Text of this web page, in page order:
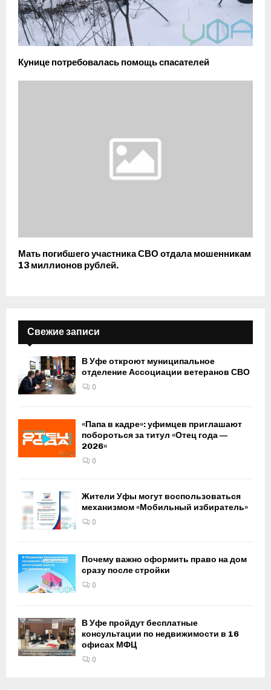
Кунице потребовалась помощь спасателей
Мать погибшего участника СВО отдала мошенникам
13 миллионов рублей.
Свежие записи
В Уфе откроют муниципальное
отделение Ассоциации ветеранов СВО
0
«Папа в кадре»: уфимцев приглашают
побороться за титул «Отец года —
2026»
0
Жители Уфы могут воспользоваться
механизмом «Мобильный избиратель»
0
Почему важно оформить право на дом
сразу после стройки
0
В Уфе пройдут бесплатные
консультации по недвижимости в 16
офисах МФЦ
0